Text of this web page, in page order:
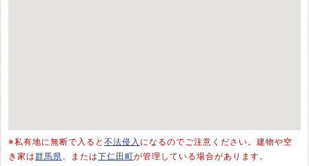
※私有地に無断で入ると 不法侵入 になるのでご注意ください。建物や空
き家は群馬県 、または下仁田町が管理している場合があります。